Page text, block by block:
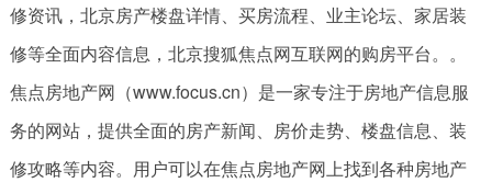
修资讯，北京房产楼盘详情、买房流程、业主论坛、家居装
修等全面内容信息，北京搜狐焦点网互联网的购房平台。。
焦点房地产网（www.focus.cn）是一家专注于房地产信息服
务的网站，提供全面的房产新闻、房价走势、楼盘信息、装
修攻略等内容。用户可以在焦点房地产网上找到各种房地产